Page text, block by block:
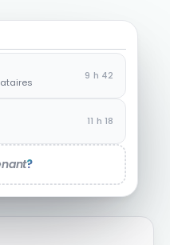
9 h 42
11 h 18
?